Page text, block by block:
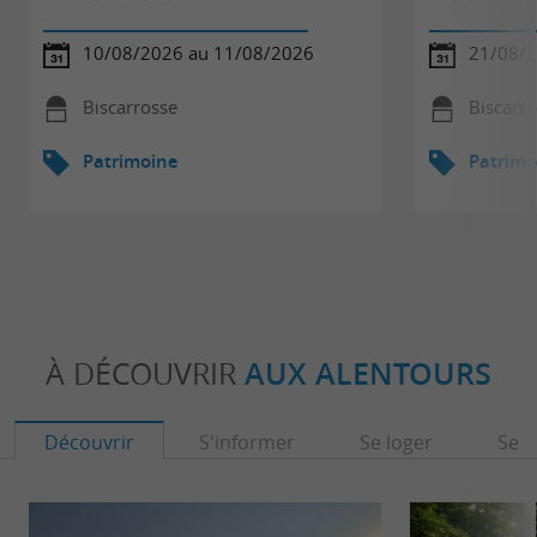
10/08/2026 au 11/08/2026
Biscarrosse
Patrimoine
21/08/
À DÉCOUVRIR AUX ALENTOURS
Découvrir S'informer Se loger Se